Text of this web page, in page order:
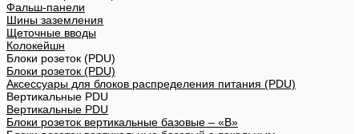
Фальш-панели
Шины заземления
Щеточные вводы
Колокейшн
Блоки розеток (PDU)
Блоки розеток (PDU)
Аксессуары для блоков распределения питания (PDU)
Вертикальные PDU
Вертикальные PDU
Блоки розеток вертикальные базовые – «В»